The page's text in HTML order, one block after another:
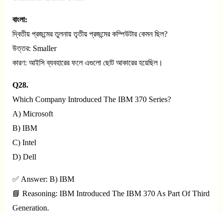
বাংলা:
দ্বিতীয় প্রজন্মের তুলনায় তৃতীয় প্রজন্মের কম্পিউটার কেমন ছিল?
উত্তর: Smaller
কারণ: আইসি ব্যবহারের ফলে এগুলো ছোট আকারের হয়েছিল।
Q28.
Which Company Introduced The IBM 370 Series?
A) Microsoft
B) IBM
C) Intel
D) Dell
✅ Answer: B) IBM
📘 Reasoning: IBM Introduced The IBM 370 As Part Of Third
Generation.